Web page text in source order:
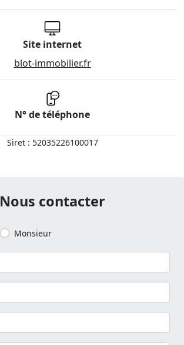
Site internet
blot-immobilier.fr
N° de téléphone
Siret : 52035226100017
Nous contacter
Monsieur